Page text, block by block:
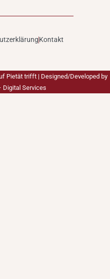
Kontakt
Pietät trifft | Designed/Developed by
Digital Services